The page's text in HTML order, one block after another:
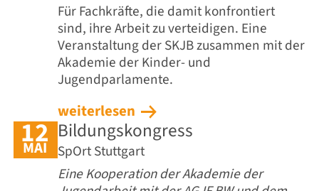
Für Fachkräfte, die damit konfrontiert
sind, ihre Arbeit zu verteidigen. Eine
Veranstaltung der SKJB zusammen mit der
Akademie der Kinder- und
Jugendparlamente.
weiterlesen
12
MAI
Bildungskongress
SpOrt Stuttgart
Eine Kooperation der Akademie der